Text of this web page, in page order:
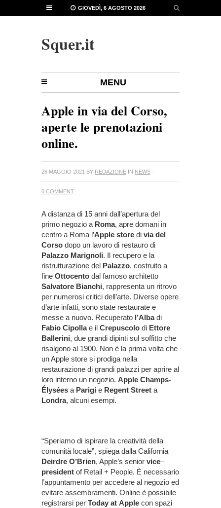
GIOVEDÌ, 6 AGOSTO 2026
Squer.it
MENU
Apple in via del Corso,
aperte le prenotazioni
online.
26 MAGGIO 2021 BY REDAZIONE IN NEWS ·
0 COMMENT
A distanza di 15 anni dall’apertura del
primo negozio a Roma, apre domani in
centro a Roma l’Apple store di via del
Corso dopo un lavoro di restauro di
Palazzo Marignoli. Il recupero e la
ristrutturazione del Palazzo, costruito a
fine Ottocento dal famoso architetto
Salvatore Bianchi, rappresenta un ritrovo
per numerosi critici dell’arte. Diverse opere
d’arte infatti, sono state restaurate e
messe a nuovo. Recuperato l’Albadi
Fabio Cipollae il Crepuscolo di Ettore
Ballerini, due grandi dipinti sul soffitto che
risalgono al 1900. Non è la prima volta che
un Apple store si prodiga nella
restaurazione di grandi palazzi per aprire al
loro interno un negozio. Apple Champs-
Élysées a Parigi e Regent Street a
Londra, alcuni esempi.
“Speriamo di ispirare la creatività della
comunità locale”, spiega dalla California
Deirdre O’Brien, Apple’s senior vice–
president of Retail + People. È necessario
l’appuntamento per accedere al negozio ed
evitare assembramenti. Online è possibile
registrarsi per Today at Apple con spazi